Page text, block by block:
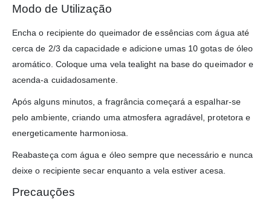
Modo de Utilização
Encha o recipiente do queimador de essências com água até
cerca de 2/3 da capacidade e adicione umas 10 gotas de óleo
aromático. Coloque uma vela tealight na base do queimador e
acenda-a cuidadosamente.
Após alguns minutos, a fragrância começará a espalhar-se
pelo ambiente, criando uma atmosfera agradável, protetora e
energeticamente harmoniosa.
Reabasteça com água e óleo sempre que necessário e nunca
deixe o recipiente secar enquanto a vela estiver acesa.
Precauções